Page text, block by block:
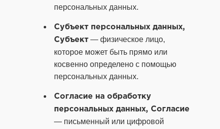
персональных данных.
Субъект персональных данных,
Субъект — физическое лицо,
которое может быть прямо или
косвенно определено с помощью
персональных данных.
Согласие на обработку
персональных данных, Согласие
— письменный или цифровой